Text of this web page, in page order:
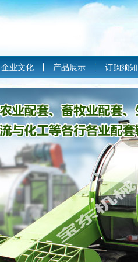
企业文化 产品展示 订购须知